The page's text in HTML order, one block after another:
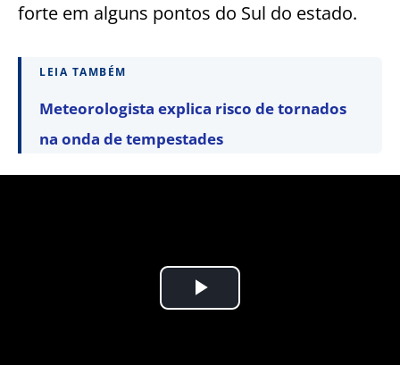
forte em alguns pontos do Sul do estado.
LEIA TAMBÉM
Meteorologista explica risco de tornados
na onda de tempestades